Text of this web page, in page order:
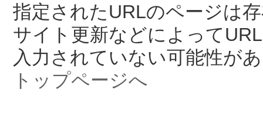
指定されたURLのページは
サイト更新などによって
入力されていない可能性が
トップページへ